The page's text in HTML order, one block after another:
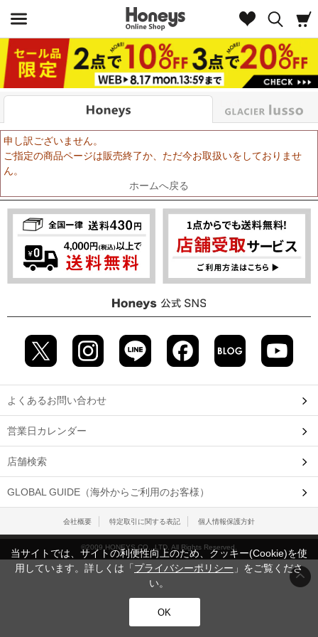
申し訳ございません。
ご指定の商品ページは販売終了か、ただ今お取扱いをしておりませ
ん。
ホームへ戻る
よくあるお問い合わせ
営業日カレンダー
店舗検索
GLOBAL GUIDE（海外からご利用のお客様）
会社概要 特定取引に関する表記 個人情報保護方針
©2009 HONEYS CO., LTD. All Rights Reserved.
当サイトでは、サイトの利便性向上のため、クッキー(Cookie)を使
用しています。詳しくは「 プライバシーポリシー 」をご覧くださ
い。
OK